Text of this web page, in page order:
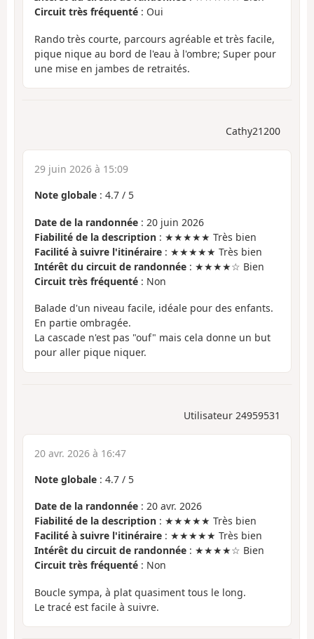
Circuit très fréquenté : Oui
Rando très courte, parcours agréable et très facile,
pique nique au bord de l'eau à l'ombre; Super pour
une mise en jambes de retraités.
Cathy21200
29 juin 2026 à 15:09
Note globale : 4.7 / 5
Date de la randonnée : 20 juin 2026
Fiabilité de la description : ★★★★★ Très bien
Facilité à suivre l'itinéraire : ★★★★★ Très bien
Intérêt du circuit de randonnée : ★★★★☆ Bien
Circuit très fréquenté : Non
Balade d'un niveau facile, idéale pour des enfants.
En partie ombragée.
La cascade n'est pas "ouf" mais cela donne un but
pour aller pique niquer.
Utilisateur 24959531
20 avr. 2026 à 16:47
Note globale : 4.7 / 5
Date de la randonnée : 20 avr. 2026
Fiabilité de la description : ★★★★★ Très bien
Facilité à suivre l'itinéraire : ★★★★★ Très bien
Intérêt du circuit de randonnée : ★★★★☆ Bien
Circuit très fréquenté : Non
Boucle sympa, à plat quasiment tous le long.
Le tracé est facile à suivre.